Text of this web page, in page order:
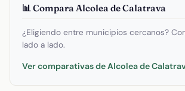
📊 Compara Alcolea de Calatrava
¿Eligiendo entre municipios cercanos?
lado a lado.
Ver comparativas de Alcolea de